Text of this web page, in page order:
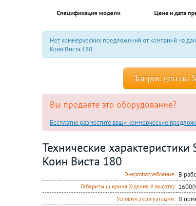
Спецификация модели Цена и дата
Нет коммерческих предложений от компаний на
Коин Виста 180.
Запрос цен на
Вы продаете это оборудование?
Бесплатно разместите ваши коммерческие
Технические характеристики
Коин Виста 180
Энергопотребление: В
Габариты (ширина Х длина Х высота):
Условия эксплуатации: В